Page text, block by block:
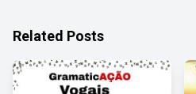
Related Posts